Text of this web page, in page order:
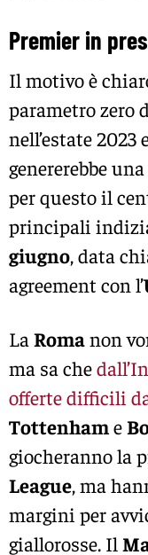
Premier in
Il motivo è
parametro zero
nell’estate 2023
genererebbe
per questo il
principali
giugno, data
agreement con l’
La Romanon
ma sa che
offerte difficili
Tottenhame
giocheranno la
League, ma
margini per
giallorosse. Il